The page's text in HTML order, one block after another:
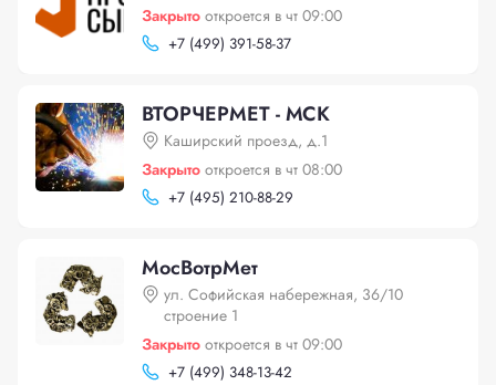
Закрыто откроется в чт 09:00
+7 (499) 391-58-37
ВТОРЧЕРМЕТ - МСК
Каширский проезд, д.1
Закрыто откроется в чт 08:00
+7 (495) 210-88-29
МосВотрМет
ул. Софийская набережная, 36/10
строение 1
Закрыто откроется в чт 09:00
+7 (499) 348-13-42